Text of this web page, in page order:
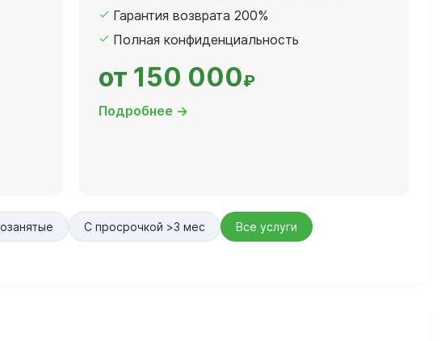
Гарантия возврата 200%
Полная конфиденциальность
от 150 000₽
Подробнее →
С просрочкой >3 мес Все услуги